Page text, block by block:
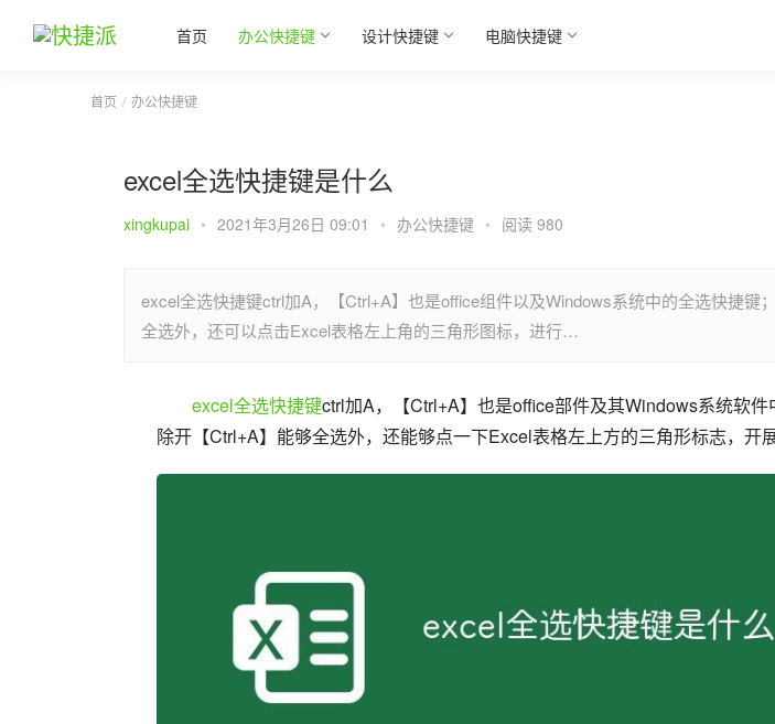
首页 办公快捷键 设计快捷键 电脑快捷键
首页 办公快捷键
excel全选快捷键是什么
xingkupai • 2021年3月26日 09:01 • 办公快捷键 • 阅读 980
excel全选快捷键ctrl加A，【Ctrl+A】也是office组件以及Windows系统中的全选快捷键
全选外，还可以点击Excel表格左上角的三角形图标，进行…
excel全选快捷键ctrl加A，【Ctrl+A】也是office部件及其Windows系统软件
除开【Ctrl+A】能够全选外，还能够点一下Excel表格左上方的三角形标志，开